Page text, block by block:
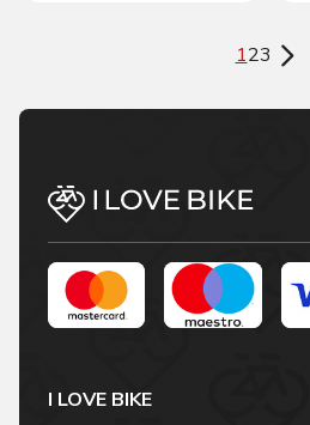
123
I LOVE BIKE